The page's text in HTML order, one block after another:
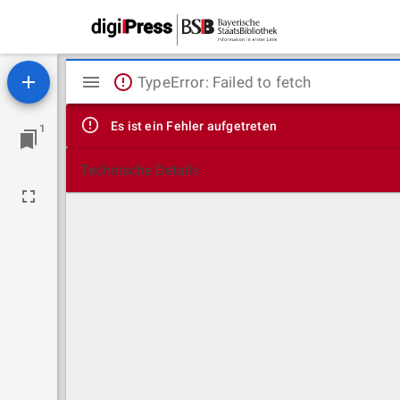
1
Mirador
Viewer
TypeError: Failed to fetch
Es ist ein Fehler aufgetreten
Technische Details